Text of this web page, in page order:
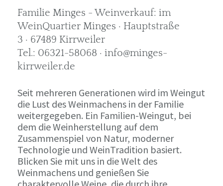
Familie Minges - Weinverkauf: im
WeinQuartier Minges · Hauptstraße
3 · 67489 Kirrweiler
Tel.: 06321-58068 · info@minges-
kirrweiler.de
Seit mehreren Generationen wird im Weingut
die Lust des Weinmachens in der Familie
weitergegeben. Ein Familien-Weingut, bei
dem die Weinherstellung auf dem
Zusammenspiel von Natur, moderner
Technologie und WeinTradition basiert.
Blicken Sie mit uns in die Welt des
Weinmachens und genießen Sie